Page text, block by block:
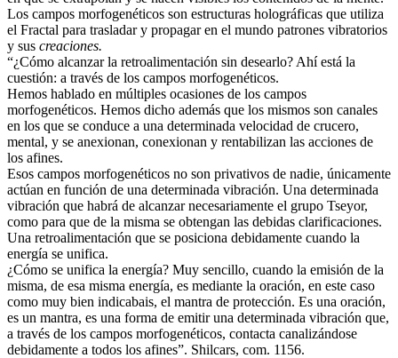
Los campos morfogenéticos son estructuras holográficas que utiliza
el Fractal para trasladar y propagar en el mundo patrones vibratorios
y sus creaciones.
“¿Cómo alcanzar la retroalimentación sin desearlo? Ahí está la
cuestión: a través de los campos morfogenéticos.
Hemos hablado en múltiples ocasiones de los campos
morfogenéticos. Hemos dicho además que los mismos son canales
en los que se conduce a una determinada velocidad de crucero,
mental, y se anexionan, conexionan y rentabilizan las acciones de
los afines.
Esos campos morfogenéticos no son privativos de nadie, únicamente
actúan en función de una determinada vibración. Una determinada
vibración que habrá de alcanzar necesariamente el grupo Tseyor,
como para que de la misma se obtengan las debidas clarificaciones.
Una retroalimentación que se posiciona debidamente cuando la
energía se unifica.
¿Cómo se unifica la energía? Muy sencillo, cuando la emisión de la
misma, de esa misma energía, es mediante la oración, en este caso
como muy bien indicabais, el mantra de protección. Es una oración,
es un mantra, es una forma de emitir una determinada vibración que,
a través de los campos morfogenéticos, contacta canalizándose
debidamente a todos los afines”. Shilcars, com. 1156.